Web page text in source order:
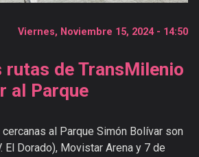
Viernes, Noviembre 15, 2024 - 14:50
rutas de TransMilenio
al Parque
al Parque Simón Bolívar son
El Dorado), Movistar Arena y 7 de